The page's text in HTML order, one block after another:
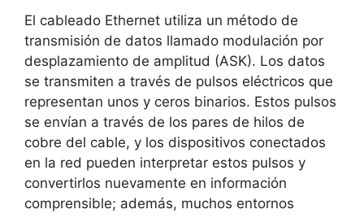
El cableado Ethernet utiliza un método de
transmisión de datos llamado modulación por
desplazamiento de amplitud (ASK). Los datos
se transmiten a través de pulsos eléctricos que
representan unos y ceros binarios. Estos pulsos
se envían a través de los pares de hilos de
cobre del cable, y los dispositivos conectados
en la red pueden interpretar estos pulsos y
convertirlos nuevamente en información
comprensible; además, muchos entornos